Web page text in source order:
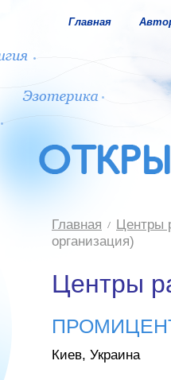
Главная
Главная
Центры
организация)
Центры
Киев, Украина